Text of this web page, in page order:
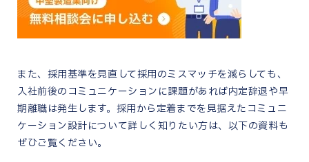
また、採用基準を見直して採用のミスマッチを減らしても、
入社前後のコミュニケーションに課題があれば内定辞退や早
期離職は発生します。採用から定着までを見据えたコミュニ
ケーション設計について詳しく知りたい方は、以下の資料も
ぜひご覧ください。